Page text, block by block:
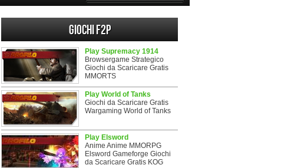
Giochi F2P
Play Supremacy 1914
Browsergame Strategico
Giochi da Scaricare Gratis
MMORTS
Play World of Tanks
Giochi da Scaricare Gratis
Wargaming World of Tanks
Play Elsword
Anime Anime MMORPG
Elsword Gameforge Giochi
da Scaricare Gratis KOG